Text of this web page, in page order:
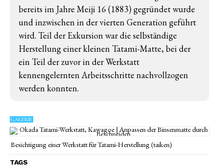
bereits im Jahre Meiji 16 (1883) gegründet wurde
und inzwischen in der vierten Generation geführt
wird. Teil der Exkursion war die selbständige
Herstellung einer kleinen Tatami-Matte, bei der
ein Teil der zuvor in der Werkstatt
kennengelernten Arbeitsschritte nachvollzogen
werden konnten.
GALERIE
Besichtigung einer Werkstatt für Tatami-Herstellung (taiken)
TAGS